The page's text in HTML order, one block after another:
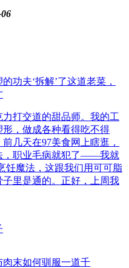
功夫‘拆解’了这道老菜，
打交道的甜品师。我的工
，做成各种看得吃不得
几天在97美食网上瞎逛，
，职业毛病就犯了——我就
饪魔法，这跟我们用可可脂
里是通的。正好，上周我
末如何驯服一道千